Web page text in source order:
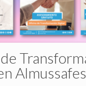
Almussafes